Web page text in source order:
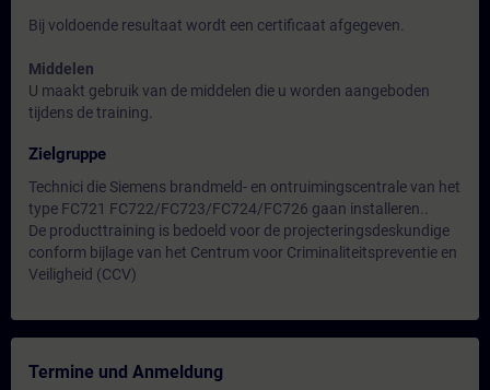
Bij voldoende resultaat wordt een certificaat afgegeven.
Middelen
U maakt gebruik van de middelen die u worden aangeboden
tijdens de training.
Zielgruppe
Technici die Siemens brandmeld- en ontruimingscentrale van het
type FC721 FC722/FC723/FC724/FC726 gaan installeren..
De producttraining is bedoeld voor de projecteringsdeskundige
conform bijlage van het Centrum voor Criminaliteitspreventie en
Veiligheid (CCV)
Termine und Anmeldung